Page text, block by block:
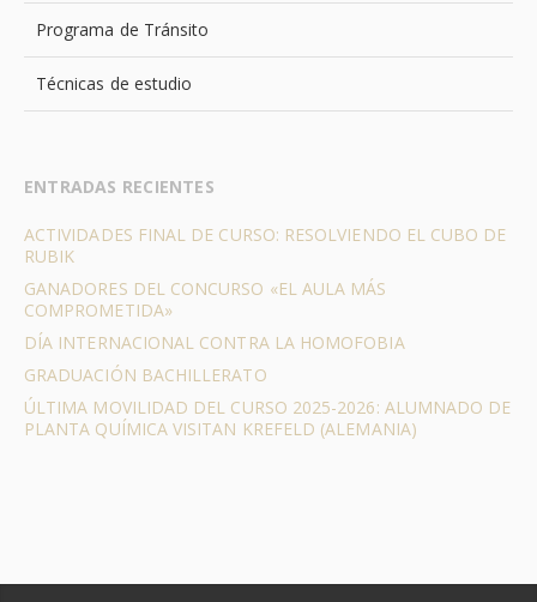
Programa de Tránsito
Técnicas de estudio
ENTRADAS RECIENTES
ACTIVIDADES FINAL DE CURSO: RESOLVIENDO EL CUBO DE
RUBIK
GANADORES DEL CONCURSO «EL AULA MÁS
COMPROMETIDA»
DÍA INTERNACIONAL CONTRA LA HOMOFOBIA
GRADUACIÓN BACHILLERATO
ÚLTIMA MOVILIDAD DEL CURSO 2025-2026: ALUMNADO DE
PLANTA QUÍMICA VISITAN KREFELD (ALEMANIA)